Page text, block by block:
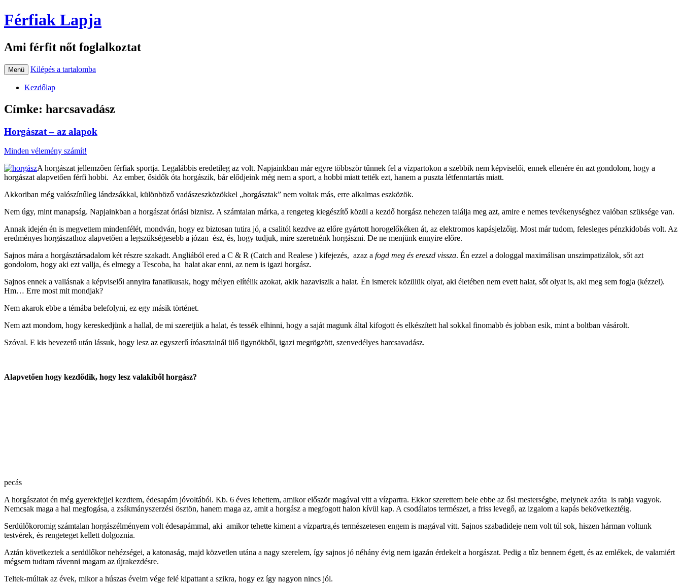
Férfiak Lapja
Ami férfit nőt foglalkoztat
Menü Kilépés a tartalomba
Kezdőlap
Címke: harcsavadász
Horgászat – az alapok
Minden vélemény számít!
A horgászat jellemzően férfiak sportja. Legalábbis eredetileg az volt. Napjainkban már egyre többször tűnnek fel a vízpartokon a szebbik nem képviselői, ennek ellenére én azt gondolom, hogy a
horgászat alapvetően férfi hobbi. Az ember, ősidők óta horgászik, bár elődjeink még nem a sport, a hobbi miatt tették ezt, hanem a puszta létfenntartás miatt.
Akkoriban még valószínűleg lándzsákkal, különböző vadászeszközökkel „horgásztak” nem voltak más, erre alkalmas eszközök.
Nem úgy, mint manapság. Napjainkban a horgászat óriási biznisz. A számtalan márka, a rengeteg kiegészítő közül a kezdő horgász nehezen találja meg azt, amire e nemes tevékenységhez valóban szüksége van.
Annak idején én is megvettem mindenfélét, mondván, hogy ez biztosan tutira jó, a csalitól kezdve az előre gyártott horogelőkéken át, az elektromos kapásjelzőig. Most már tudom, felesleges pénzkidobás volt. Az
eredményes horgászathoz alapvetően a legszükségesebb a józan ész, és, hogy tudjuk, mire szeretnénk horgászni. De ne menjünk ennyire előre.
Sajnos mára a horgásztársadalom két részre szakadt. Angliából ered a C & R (Catch and Realese ) kifejezés, azaz a fogd meg és ereszd vissza. Én ezzel a dologgal maximálisan unszimpatizálok, sőt azt
gondolom, hogy aki ezt vallja, és elmegy a Tescoba, ha halat akar enni, az nem is igazi horgász.
Sajnos ennek a vallásnak a képviselői annyira fanatikusak, hogy mélyen elítélik azokat, akik hazaviszik a halat. Én ismerek közülük olyat, aki életében nem evett halat, sőt olyat is, aki meg sem fogja (kézzel).
Hm… Erre most mit mondjak?
Nem akarok ebbe a témába belefolyni, ez egy másik történet.
Nem azt mondom, hogy kereskedjünk a hallal, de mi szeretjük a halat, és tessék elhinni, hogy a saját magunk által kifogott és elkészített hal sokkal finomabb és jobban esik, mint a boltban vásárolt.
Szóval. E kis bevezető után lássuk, hogy lesz az egyszerű íróasztalnál ülő ügynökből, igazi megrögzött, szenvedélyes harcsavadász.
Alapvetően hogy kezdődik, hogy lesz valakiből horgász?
pecás
A horgászatot én még gyerekfejjel kezdtem, édesapám jóvoltából. Kb. 6 éves lehettem, amikor először magával vitt a vízpartra. Ekkor szerettem bele ebbe az ősi mesterségbe, melynek azóta is rabja vagyok.
Nemcsak maga a hal megfogása, a zsákmányszerzési ösztön, hanem maga az, amit a horgász a megfogott halon kívül kap. A csodálatos természet, a friss levegő, az izgalom a kapás bekövetkeztéig.
Serdülőkoromig számtalan horgászélményem volt édesapámmal, aki amikor tehette kiment a vízpartra,és természetesen engem is magával vitt. Sajnos szabadideje nem volt túl sok, hiszen hárman voltunk
testvérek, és rengeteget kellett dolgoznia.
Aztán következtek a serdülőkor nehézségei, a katonaság, majd közvetlen utána a nagy szerelem, így sajnos jó néhány évig nem igazán érdekelt a horgászat. Pedig a tűz bennem égett, és az emlékek, de valamiért
mégsem tudtam rávenni magam az újrakezdésre.
Teltek-múltak az évek, mikor a húszas éveim vége felé kipattant a szikra, hogy ez így nagyon nincs jól.